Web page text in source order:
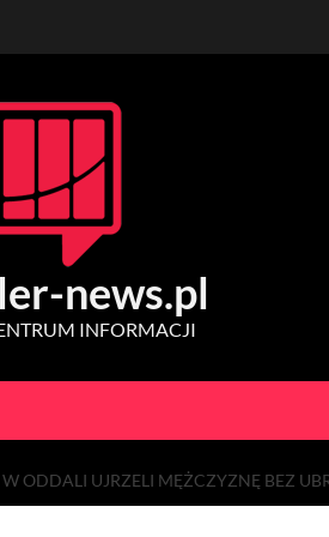
news.pl
INFORMACJI
ODDALI UJRZELI MĘŻCZYZNĘ BEZ